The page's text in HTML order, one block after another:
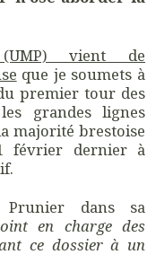
vient de
que je soumets à
premier tour des
grandes lignes
majorité brestoise
février dernier à
dans sa
en charge des
ce dossier à un